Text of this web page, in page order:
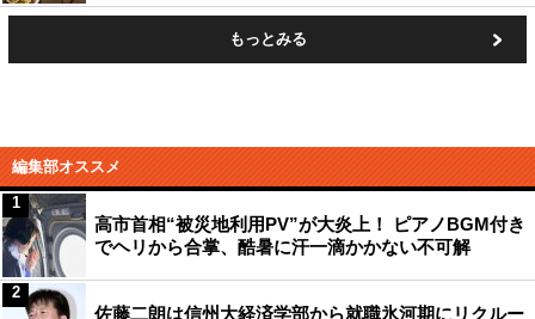
もっとみる
編集部オススメ
高市首相“被災地利用PV”が大炎上！ ピアノBGM付き
でヘリから合掌、酷暑に汗一滴かかない不可解
1
佐藤二朗は信州大経済学部から就職氷河期にリクルー
2